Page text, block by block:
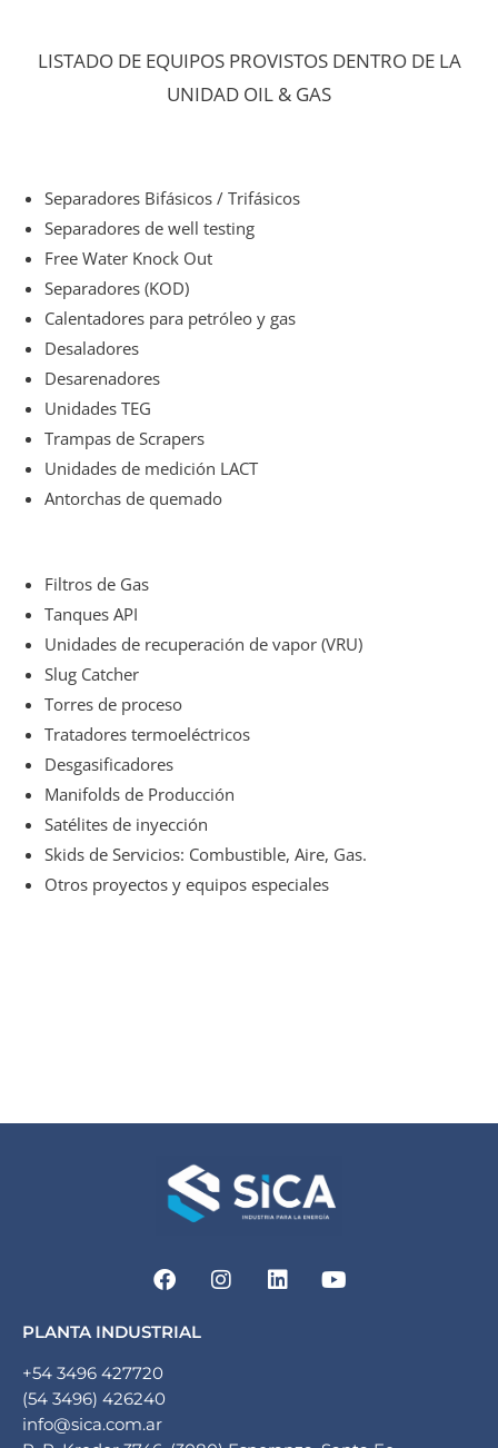
LISTADO DE EQUIPOS PROVISTOS DENTRO DE LA
UNIDAD OIL & GAS
Separadores Bifásicos / Trifásicos
Separadores de well testing
Free Water Knock Out
Separadores (KOD)
Calentadores para petróleo y gas
Desaladores
Desarenadores
Unidades TEG
Trampas de Scrapers
Unidades de medición LACT
Antorchas de quemado
Filtros de Gas
Tanques API
Unidades de recuperación de vapor (VRU)
Slug Catcher
Torres de proceso
Tratadores termoeléctricos
Desgasificadores
Manifolds de Producción
Satélites de inyección
Skids de Servicios: Combustible, Aire, Gas.
Otros proyectos y equipos especiales
PLANTA INDUSTRIAL
+54 3496 427720
(54 3496) 426240
info@sica.com.ar